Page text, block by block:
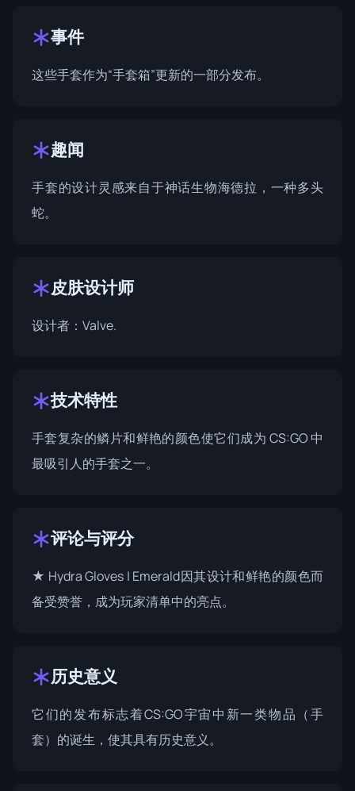
事件
这些手套作为“手套箱”更新的一部分发布。
趣闻
手套的设计灵感来自于神话生物海德拉，一种多头
蛇。
皮肤设计师
设计者： Valve.
技术特性
手套复杂的鳞片和鲜艳的颜色使它们成为 CS:GO 中
最吸引人的手套之一。
评论与评分
★ Hydra Gloves | Emerald因其设计和鲜艳的颜色而
备受赞誉，成为玩家清单中的亮点。
历史意义
它们的发布标志着CS:GO宇宙中新一类物品（手
套）的诞生，使其具有历史意义。